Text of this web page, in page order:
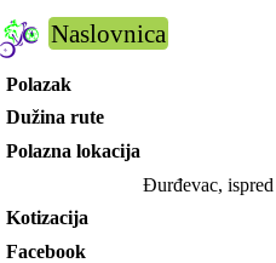
Naslovnica
Polazak
Dužina rute
Polazna lokacija
Đurđevac,
Kotizacija
Facebook